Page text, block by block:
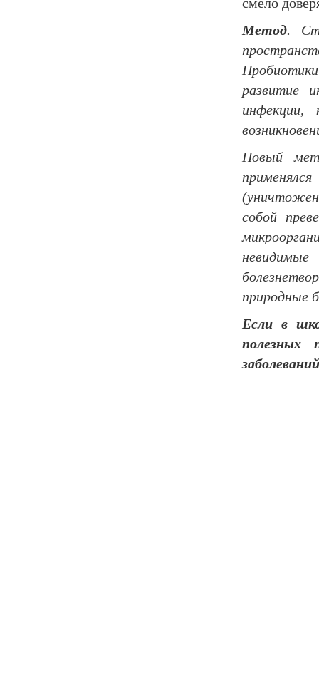
Метод.
развитие
инфекции,
Новый
собой
невидимые
природные
Если в
полезных